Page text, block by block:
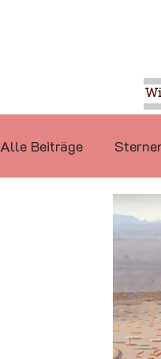
Alle Beiträge
Nahrung
Aziz Akhannouch